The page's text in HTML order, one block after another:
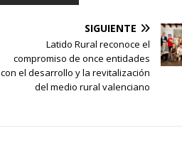
SIGUIENTE
Latido Rural reconoce el
compromiso de once entidades
con el desarrollo y la revitalización
del medio rural valenciano